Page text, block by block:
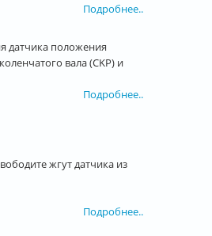
Подробнее..
датчика положения
вала (CKP) и
Подробнее..
жгут датчика из
Подробнее..